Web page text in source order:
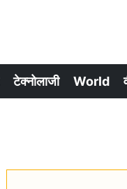
टेक्नोलाजी World